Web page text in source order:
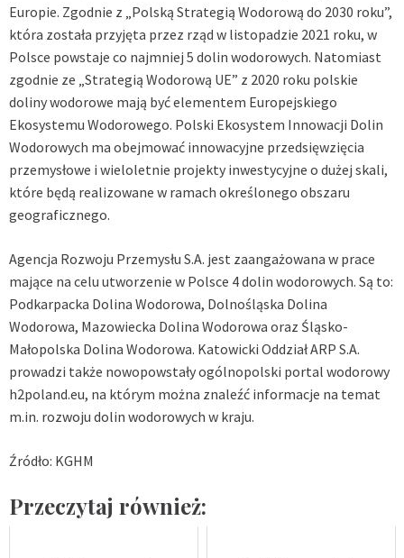
Europie. Zgodnie z „Polską Strategią Wodorową do 2030 roku”,
która została przyjęta przez rząd w listopadzie 2021 roku, w
Polsce powstaje co najmniej 5 dolin wodorowych. Natomiast
zgodnie ze „Strategią Wodorową UE” z 2020 roku polskie
doliny wodorowe mają być elementem Europejskiego
Ekosystemu Wodorowego. Polski Ekosystem Innowacji Dolin
Wodorowych ma obejmować innowacyjne przedsięwzięcia
przemysłowe i wieloletnie projekty inwestycyjne o dużej skali,
które będą realizowane w ramach określonego obszaru
geograficznego.
Agencja Rozwoju Przemysłu S.A. jest zaangażowana w prace
mające na celu utworzenie w Polsce 4 dolin wodorowych. Są to:
Podkarpacka Dolina Wodorowa, Dolnośląska Dolina
Wodorowa, Mazowiecka Dolina Wodorowa oraz Śląsko-
Małopolska Dolina Wodorowa. Katowicki Oddział ARP S.A.
prowadzi także nowopowstały ogólnopolski portal wodorowy
h2poland.eu, na którym można znaleźć informacje na temat
m.in. rozwoju dolin wodorowych w kraju.
Źródło: KGHM
Przeczytaj również: